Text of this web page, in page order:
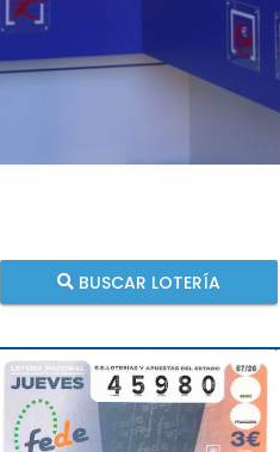
BUSCAR LOTERÍA